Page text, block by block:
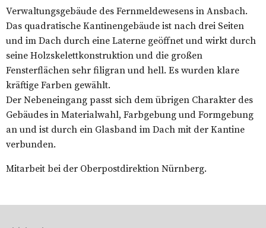
Verwaltungsgebäude des Fernmeldewesens in Ansbach.
Das quadratische Kantinengebäude ist nach drei Seiten
und im Dach durch eine Laterne geöffnet und wirkt durch
seine Holzskelettkonstruktion und die großen
Fensterflächen sehr filigran und hell. Es wurden klare
kräftige Farben gewählt.
Der Nebeneingang passt sich dem übrigen Charakter des
Gebäudes in Materialwahl, Farbgebung und Formgebung
an und ist durch ein Glasband im Dach mit der Kantine
verbunden.
Mitarbeit bei der Oberpostdirektion Nürnberg.